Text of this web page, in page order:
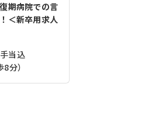
期病院での言
＜新卒用求人
当込
分）